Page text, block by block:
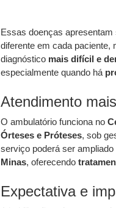
Essas doenças apresentam
diferente em cada paciente,
diagnóstico mais difícil e
especialmente quando há
Atendimento
O ambulatório funciona no
Órteses e Próteses, sob
serviço poderá ser ampliado
Minas, oferecendo
Expectativa e